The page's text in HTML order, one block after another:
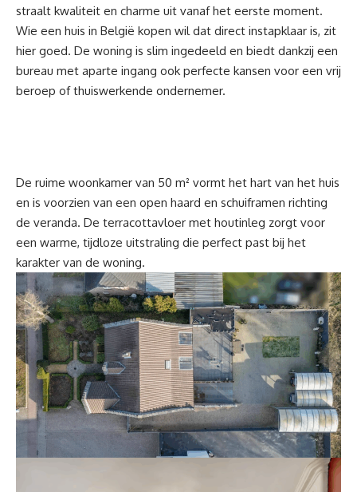
straalt kwaliteit en charme uit vanaf het eerste moment.
Wie een huis in België kopen wil dat direct instapklaar is, zit
hier goed. De woning is slim ingedeeld en biedt dankzij een
bureau met aparte ingang ook perfecte kansen voor een vrij
beroep of thuiswerkende ondernemer.
De ruime woonkamer van 50 m² vormt het hart van het huis
en is voorzien van een open haard en schuiframen richting
de veranda. De terracottavloer met houtinleg zorgt voor
een warme, tijdloze uitstraling die perfect past bij het
karakter van de woning.